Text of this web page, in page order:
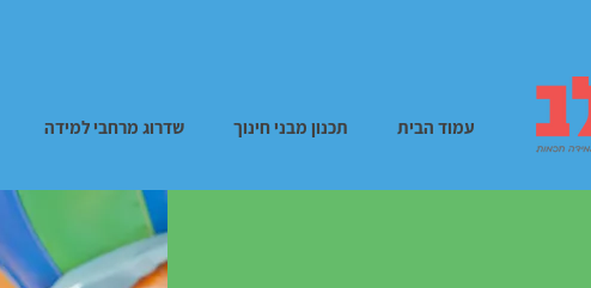
עמוד הבית תכנון מבני חינוך שדרוג מרחבי למידה